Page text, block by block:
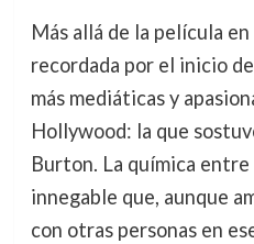
Más allá de la película en
recordada por el inicio
más mediáticas y
Hollywood: la que
Burton. La química
innegable que, aunque
con otras personas en